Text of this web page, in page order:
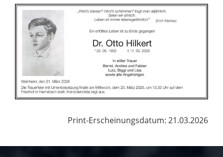
Print-Erscheinungsdatum: 21.03.2026